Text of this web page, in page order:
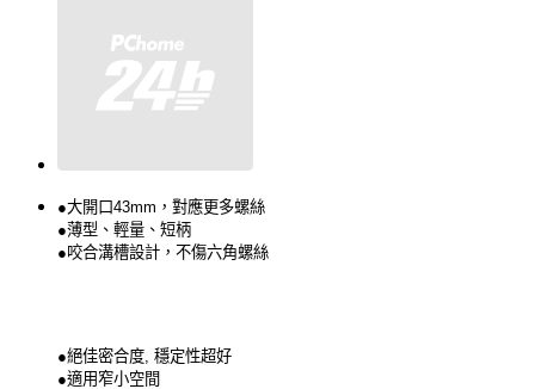
●大開口43mm，對應更多螺絲
●薄型、輕量、短柄
●咬合溝槽設計，不傷六角螺絲
●絕佳密合度, 穩定性超好
●適用窄小空間